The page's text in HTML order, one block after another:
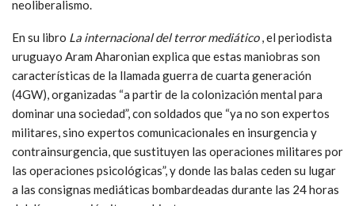
oligarquías decimonónicas, racistas y excluyentes; los
banqueros, financistas, cámaras patronales y empresas
transnacionales que aguardan la oportunidad de dar el zarpazo
a los recursos naturales y bienes públicos de la región. Y, junto
a ellos, una infaltable constelación de figuras de intelectuales y
opinólogos que se amontonan tras los grandes medios de
comunicación y sus modernos sistemas tecnológicos de
difusión cibernética, televisiva, radial e impresa, para impedir
cualquier cambio que amenace el orden impuesto por el